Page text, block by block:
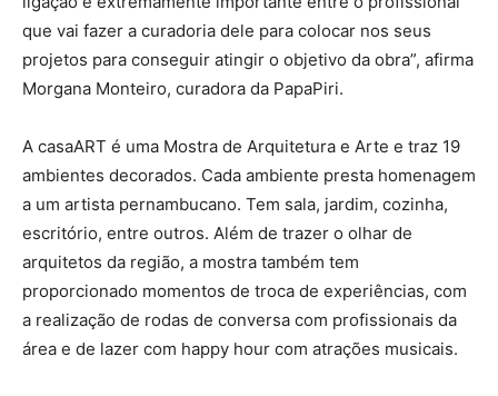
que vai fazer a curadoria dele para colocar nos seus
projetos para conseguir atingir o objetivo da obra”, afirma
Morgana Monteiro, curadora da PapaPiri.
A casaART é uma Mostra de Arquitetura e Arte e traz 19
ambientes decorados. Cada ambiente presta homenagem
a um artista pernambucano. Tem sala, jardim, cozinha,
escritório, entre outros. Além de trazer o olhar de
arquitetos da região, a mostra também tem
proporcionado momentos de troca de experiências, com
a realização de rodas de conversa com profissionais da
área e de lazer com happy hour com atrações musicais.